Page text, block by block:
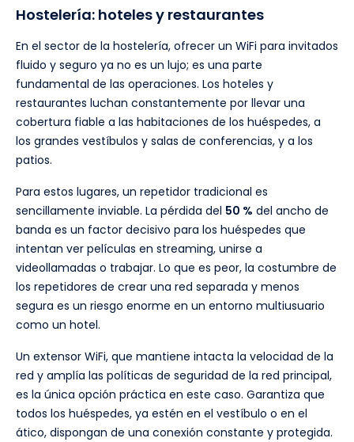
Hostelería: hoteles y restaurantes
En el sector de la hostelería, ofrecer un WiFi para invitados
fluido y seguro ya no es un lujo; es una parte
fundamental de las operaciones. Los hoteles y
restaurantes luchan constantemente por llevar una
cobertura fiable a las habitaciones de los huéspedes, a
los grandes vestíbulos y salas de conferencias, y a los
patios.
Para estos lugares, un repetidor tradicional es
sencillamente inviable. La pérdida del 50 % del ancho de
banda es un factor decisivo para los huéspedes que
intentan ver películas en streaming, unirse a
videollamadas o trabajar. Lo que es peor, la costumbre de
los repetidores de crear una red separada y menos
segura es un riesgo enorme en un entorno multiusuario
como un hotel.
Un extensor WiFi, que mantiene intacta la velocidad de la
red y amplía las políticas de seguridad de la red principal,
es la única opción práctica en este caso. Garantiza que
todos los huéspedes, ya estén en el vestíbulo o en el
ático, dispongan de una conexión constante y protegida.